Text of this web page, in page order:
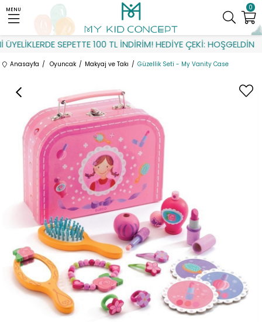
SEPETTE 100 TL İNDİRİM! HEDİYE ÇEKİ: HOŞGELDİN
0
MENU
Anasayfa Oyuncak Makyaj ve Takı Güzellik Seti - My Vanity Case